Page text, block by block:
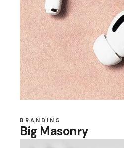
BRANDING
Big Masonry